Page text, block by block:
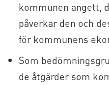
kommunen angett,
påverkar den och
för kommunens
Som
de åtgärder som